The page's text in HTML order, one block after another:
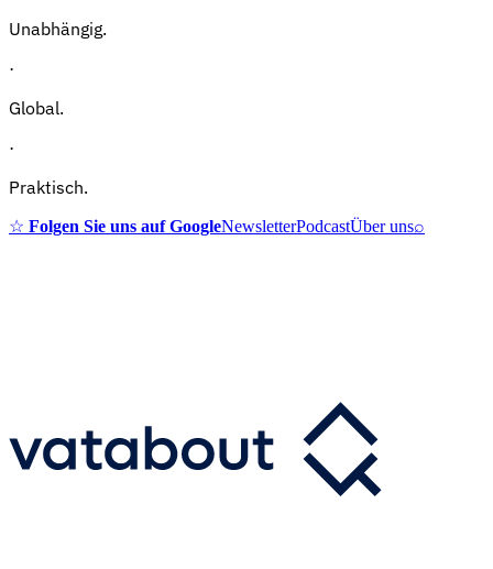
Unabhängig.
·
Global.
·
Praktisch.
☆ Folgen Sie uns auf GoogleNewsletterPodcastÜber uns⌕